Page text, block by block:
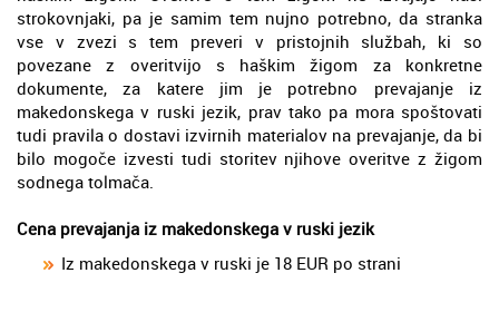
strokovnjaki, pa je samim tem nujno potrebno, da stranka
vse v zvezi s tem preveri v pristojnih službah, ki so
povezane z overitvijo s haškim žigom za konkretne
dokumente, za katere jim je potrebno prevajanje iz
makedonskega v ruski jezik, prav tako pa mora spoštovati
tudi pravila o dostavi izvirnih materialov na prevajanje, da bi
bilo mogoče izvesti tudi storitev njihove overitve z žigom
sodnega tolmača.
Cena prevajanja iz makedonskega v ruski jezik
Iz makedonskega v ruski je 18 EUR po strani